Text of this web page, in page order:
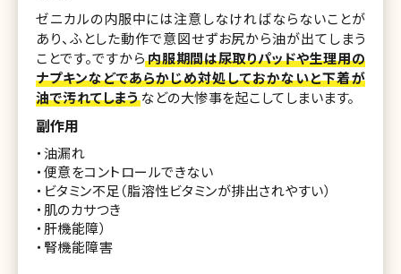
ゼニカルの内服中には注意しなければならないことが
あり、ふとした動作で意図せずお尻から油が出てしまう
ことです。ですから内服期間は尿取りパッドや生理用の
ナプキンなどであらかじめ対処しておかないと下着が
油で汚れてしまう などの大惨事を起こしてしまいます。
副作用
・油漏れ
・便意をコントロールできない
・ビタミン不足（脂溶性ビタミンが排出されやすい）
・肌のカサつき
・肝機能障）
・腎機能障害